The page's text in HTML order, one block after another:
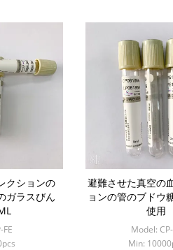
クションの
ガラスびん
避難させた真空の
ョンの管のブドウ
使用
Model:
Min: